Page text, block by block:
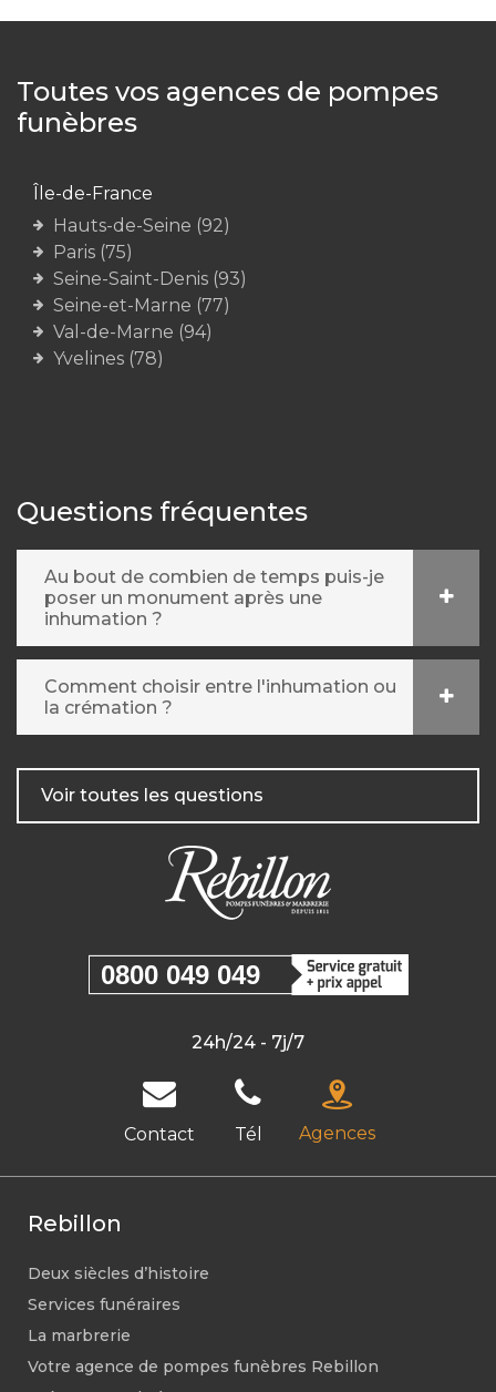
Toutes vos agences de pompes
funèbres
Île-de-France
Hauts-de-Seine (92)
Paris (75)
Seine-Saint-Denis (93)
Seine-et-Marne (77)
Val-de-Marne (94)
Yvelines (78)
Questions fréquentes
Au bout de combien de temps puis-je
poser un monument après une
inhumation ?
Comment choisir entre l'inhumation ou
la crémation ?
Voir toutes les questions
0800 049 049
24h/24 - 7j/7
Contact Tél Agences
Rebillon
Deux siècles d’histoire
Services funéraires
La marbrerie
Votre agence de pompes funèbres Rebillon